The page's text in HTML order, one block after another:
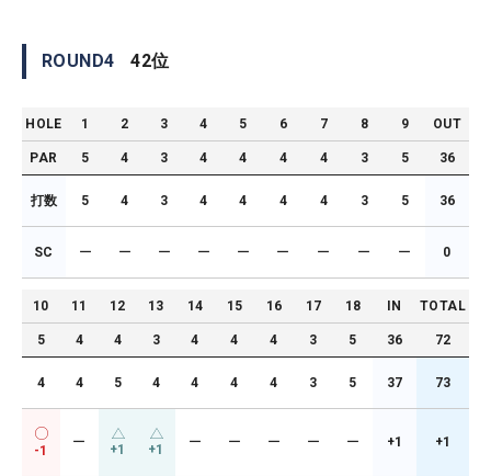
ROUND4 42位
HOLE 1 2 3 4 5 6 7 8 9 OUT
PAR 5 4 3 4 4 4 4 3 5 36
打数 5 4 3 4 4 4 4 3 5 36
SC ー ー ー ー ー ー ー ー ー 0
10 11 12 13 14 15 16 17 18 IN TOTAL
5 4 4 3 4 4 4 3 5 36 72
4 4 5 4 4 4 4 3 5 37 73
-1
ー +1 +1 ー ー ー ー ー +1 +1